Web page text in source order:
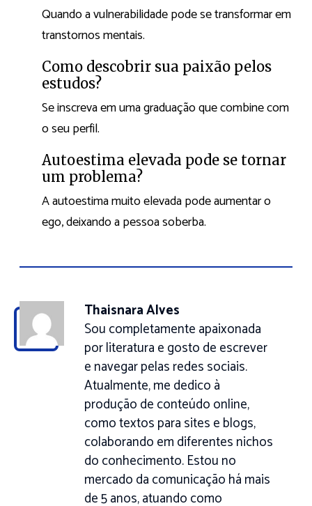
Quando a vulnerabilidade pode se transformar em
transtornos mentais.
Como descobrir sua paixão pelos
estudos?
Se inscreva em uma graduação que combine com
o seu perfil.
Autoestima elevada pode se tornar
um problema?
A autoestima muito elevada pode aumentar o
ego, deixando a pessoa soberba.
Thaisnara Alves
Sou completamente apaixonada
por literatura e gosto de escrever
e navegar pelas redes sociais.
Atualmente, me dedico à
produção de conteúdo online,
como textos para sites e blogs,
colaborando em diferentes nichos
do conhecimento. Estou no
mercado da comunicação há mais
de 5 anos, atuando como